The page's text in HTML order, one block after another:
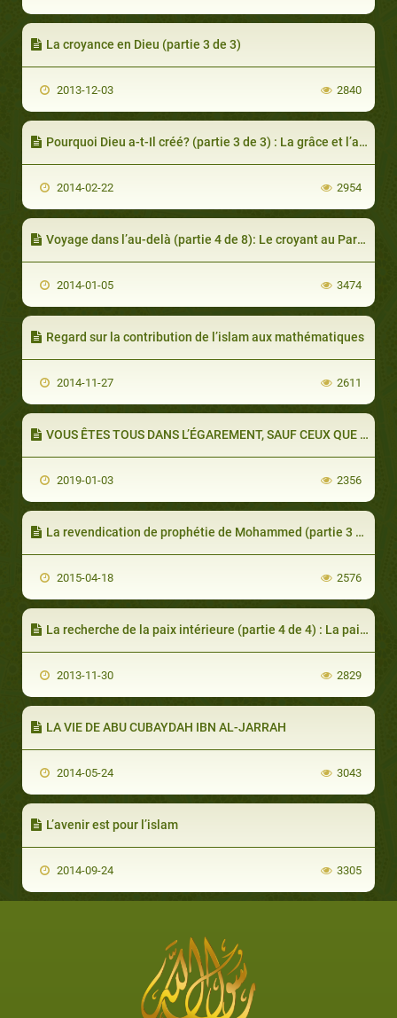
La croyance en Dieu (partie 3 de 3)
2013-12-03 2840
Pourquoi Dieu a-t-Il créé? (partie 3 de 3) : La grâce et l’amour divins
2014-02-22 2954
Voyage dans l’au-delà (partie 4 de 8): Le croyant au Paradis
2014-01-05 3474
Regard sur la contribution de l’islam aux mathématiques
2014-11-27 2611
VOUS ÊTES TOUS DANS L’ÉGAREMENT, SAUF CEUX QUE JE GUIDE(PARTIE 2 DE 2) : TOUT LE POUVOIR ET TOUTE LA PUISSANCE PROVIENNENT DE DIEU
2019-01-03 2356
La revendication de prophétie de Mohammed (partie 3 de 3): Était-il fou, poète ou sorcier?
2015-04-18 2576
La recherche de la paix intérieure (partie 4 de 4) : La paix intérieure passe par la soumission à Dieu
2013-11-30 2829
LA VIE DE ABU CUBAYDAH IBN AL-JARRAH
2014-05-24 3043
L’avenir est pour l’islam
2014-09-24 3305